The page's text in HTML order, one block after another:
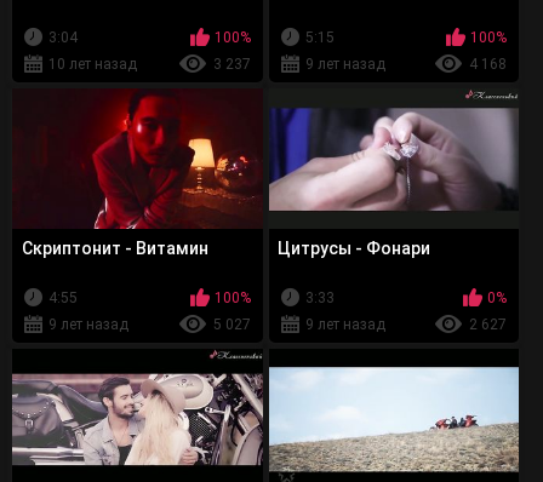
3:04
100%
10 лет назад
3 237
5:15
100%
9 лет назад
4 168
Скриптонит - Витамин
4:55
100%
9 лет назад
5 027
Цитрусы - Фонари
3:33
0%
9 лет назад
2 627